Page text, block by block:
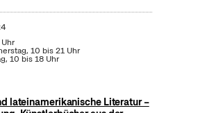
10 bis 21 Uhr
10 bis 18 Uhr
lateinamerikanische Literatur –